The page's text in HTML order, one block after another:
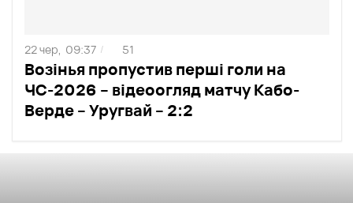
Возінья пропустив перші голи на
ЧС-2026 – відеоогляд матчу Кабо-
Верде – Уругвай – 2:2
22 чер, 09:37 / 51